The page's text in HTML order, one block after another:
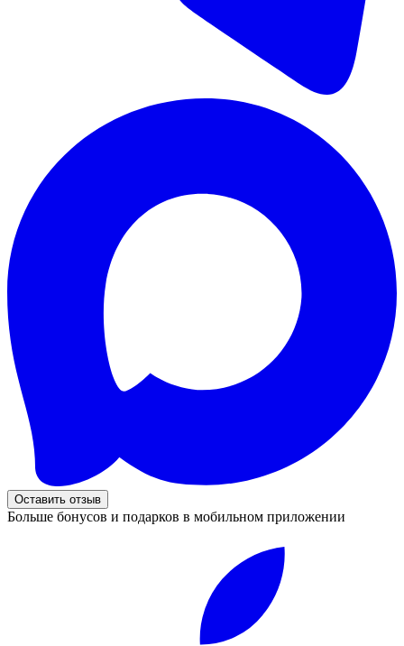
Оставить отзыв
Больше бонусов и подарков в мобильном приложении